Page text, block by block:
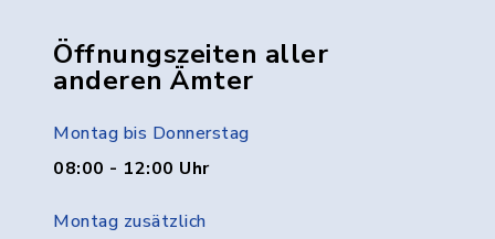
Öffnungszeiten aller
anderen Ämter
Montag bis Donnerstag
08:00 - 12:00 Uhr
Montag zusätzlich